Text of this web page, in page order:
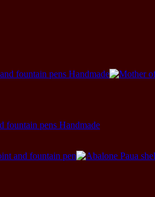
fountain pens Handmade